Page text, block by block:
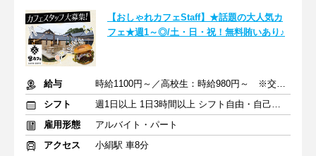
【おしゃれカフェStaff】★話題の大人気カ
フェ★週1～◎/土・日・祝！無料賄いあり♪
給与
時給1100円～／高校生：時給980円～ ※交通費全額支給
シフト
週1日以上 1日3時間以上 シフト自由・自己申告
雇用形態
アルバイト・パート
アクセス
小絹駅 車8分